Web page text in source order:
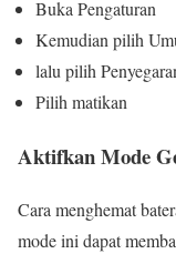
Buka Pengaturan
Kemudian pilih
lalu pilih
Pilih matikan
Aktifkan Mode
Cara menghemat
mode ini dapat